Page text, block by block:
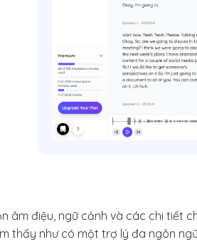
âm điệu, ngữ cảnh và các chi tiết
thấy như có một trợ lý đa ngôn